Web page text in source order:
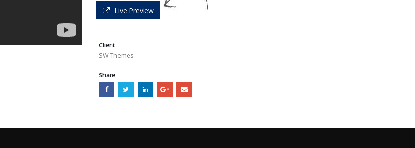
Live Preview
Client
SW Themes
Share